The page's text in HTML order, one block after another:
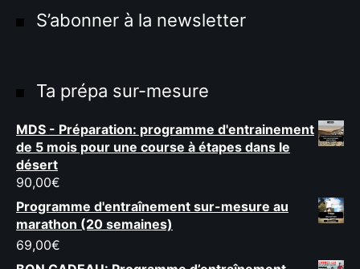
S’abonner à la newsletter
Ta prépa sur-mesure
MDS - Préparation: programme d'entrainement
de 5 mois pour une course à étapes dans le
désert
90,00€
Programme d'entraînement sur-mesure au
marathon (20 semaines)
69,00€